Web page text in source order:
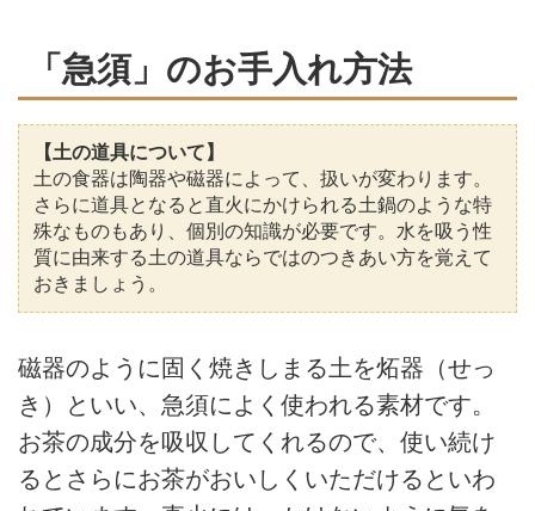
「急須」のお手入れ方法
【土の道具について】
土の食器は陶器や磁器によって、扱いが変わります。
さらに道具となると直火にかけられる土鍋のような特
殊なものもあり、個別の知識が必要です。水を吸う性
質に由来する土の道具ならではのつきあい方を覚えて
おきましょう。
磁器のように固く焼きしまる土を炻器（せっ
き）といい、急須によく使われる素材です。
お茶の成分を吸収してくれるので、使い続け
るとさらにお茶がおいしくいただけるといわ